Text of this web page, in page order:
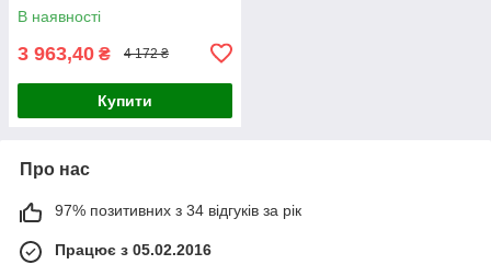
В наявності
3 963,40 ₴ 4 172 ₴
Купити
Про нас
97% позитивних з 34 відгуків за рік
Працює з 05.02.2016